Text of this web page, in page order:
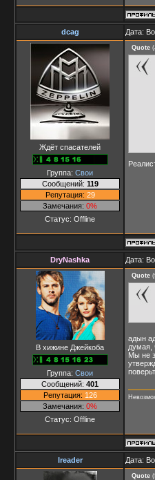
dcag Дата:
Ждёт спасателей
Группа: Свои
Сообщений: 119
Репутация: 29
Замечания: 0%
Статус: Offline
Quote (
DryNashka Дата:
В хижине Джейкоба
Группа: Свои
Сообщений: 401
Репутация: 126
Замечания: 0%
Статус: Offline
Quote (
адын
думая,
Мы не
Ireader Дата:
Quote (